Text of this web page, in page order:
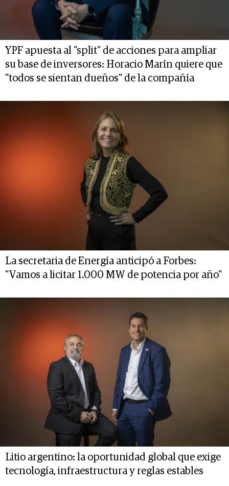
YPF apuesta al "split" de acciones para ampliar
su base de inversores: Horacio Marín quiere que
"todos se sientan dueños" de la compañía
La secretaria de Energía anticipó a Forbes:
"Vamos a licitar 1.000 MW de potencia por año"
Litio argentino: la oportunidad global que exige
tecnología, infraestructura y reglas estables